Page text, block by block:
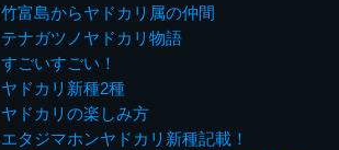
竹富島からヤドカリ属の仲間
テナガツノヤドカリ物語
すごいすごい！
ヤドカリ新種2種
ヤドカリの楽しみ方
エタジマホンヤドカリ新種記載！